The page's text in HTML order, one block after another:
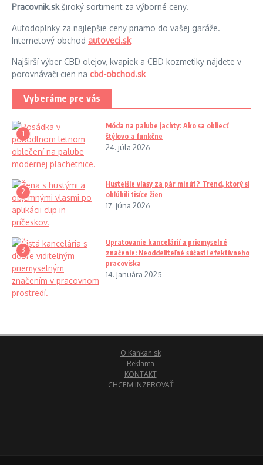
Pracovnik.skširoký sortiment za výborné ceny.
Autodoplnky za najlepšie ceny priamo do vašej garáže.
Internetový obchod autoveci.sk
Najširší výber CBD olejov, kvapiek a CBD kozmetiky nájdete v
porovnávači cien na cbd-obchod.sk
Vyberáme pre vás
1
Móda na palube jachty: Ako sa obliecť
štýlovo a funkčne
24. júla 2026
2
Hustejšie vlasy za pár minút? Trend, ktorý si
obľúbili tisíce žien
17. júna 2026
3
Upratovanie kancelárií a priemyselné
značenie: Neoddeliteľné súčasti efektívneho
pracoviska
14. januára 2025
O Kankan.sk
Reklama
KONTAKT
CHCEM INZEROVAŤ